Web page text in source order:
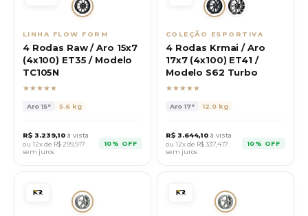
LINHA FLOW FORM
4 Rodas Raw / Aro 15x7
(4x100) ET35 / Modelo
TC105N
★★★★★
Aro15" 5.6 kg
R$ 3.239,10 à vista
ou 12x de R$ 299,917
sem juros
10% OFF
COLEÇÃO ESPORTIVA
4 Rodas Krmai / Aro
17x7 (4x100) ET41 /
Modelo S62 Turbo
★★★★★
Aro17" 12.0 kg
R$ 3.644,10 à vista
ou 12x de R$337,417
sem juros
10% OFF